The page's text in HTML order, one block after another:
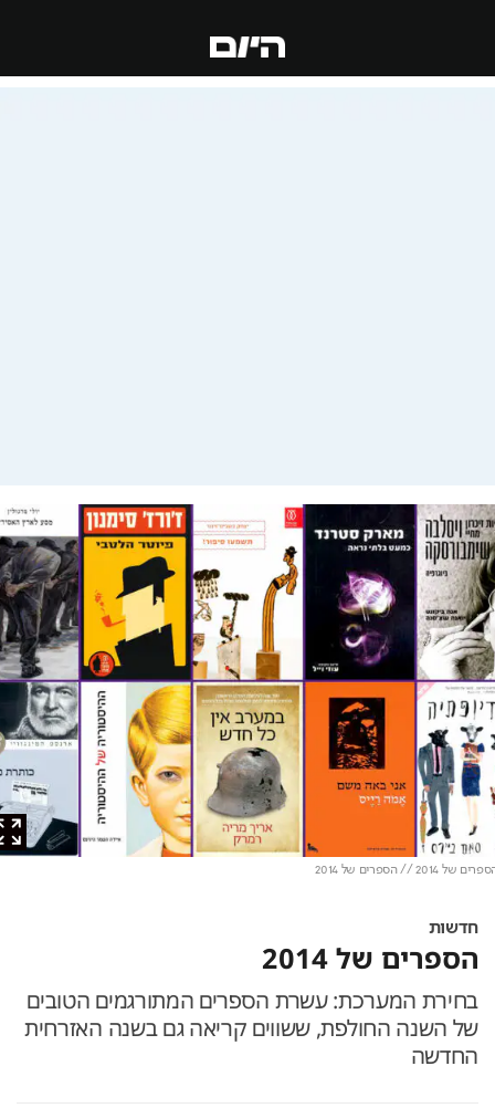
// הספרים של 2014
חדשות
הספרים של 2014
בחירת המערכת: עשרת הספרים המתורגמים הטובים
של השנה החולפת, ששווים קריאה גם בשנה האזרחית
החדשה